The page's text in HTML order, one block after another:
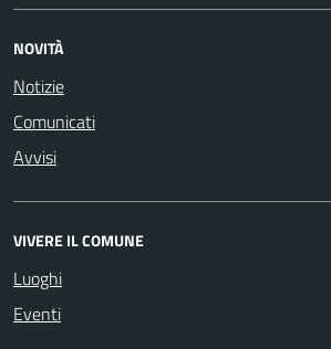
NOVITÀ
Notizie
Comunicati
Avvisi
VIVERE IL COMUNE
Luoghi
Eventi